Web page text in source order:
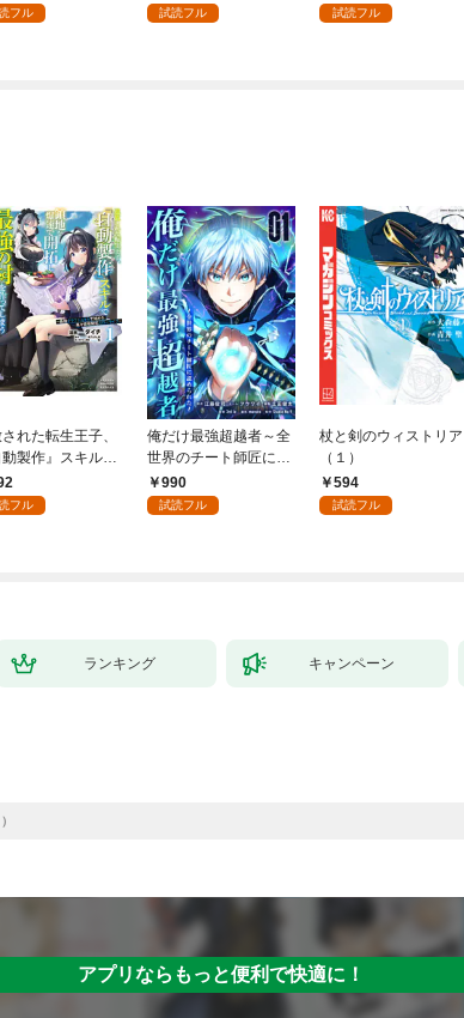
を作ってしまう
フル 試読フル 試読フル
れた転生王子、
動製作』スキルで
を爆速で開拓し最
を作ってしまう
フル
俺だけ最強超越者～全
世界のチート師匠に認
められた～【単行本】
（１）
990
試読フル
杖と剣のウィストリア
（１）
594
試読フル
ランキング キャンペーン
アプリならもっと便利で快適に！